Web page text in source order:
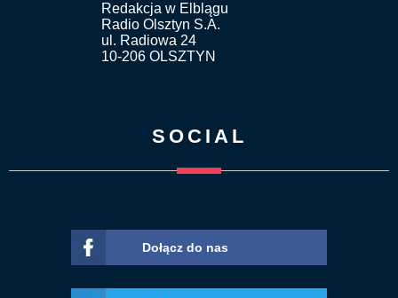
Redakcja w Elblągu
Radio Olsztyn S.A.
ul. Radiowa 24
10-206 OLSZTYN
SOCIAL
Dołącz do nas